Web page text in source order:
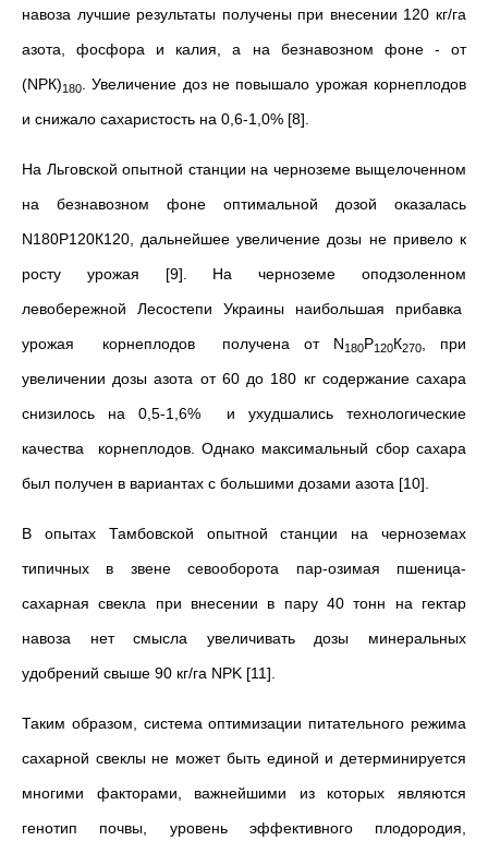
навоза лучшие результаты получены при внесении 120 кг/га
азота, фосфора и калия, а на безнавозном фоне - от
(NРК)180
. Увеличение доз не повышало урожая корнеплодов
и снижало сахаристость на 0,6-1,0% [8].
На Льговской опытной станции на черноземе выщелоченном
на безнавозном фоне оптимальной дозой оказалась
N180Р120К120, даль­нейшее увеличение дозы не привело к
росту урожая [9]. На черноземе оподзоленном
левобережной Лесостепи Укра­ины наибольшая прибавка
урожая корнеплодов получена от N180Р120К270
, при
увеличении дозы азота от 60 до 180 кг содержа­ние сахара
снизилось на 0,5-1,6% и ухудшались технологические
качества корнеплодов. Однако максимальный сбор сахара
был получен в вариантах с большими дозами азота [10].
В опытах Тамбовской опытной станции на черноземах
типичных в звене севооборота пар-озимая пшеница-
сахарная свекла при внесе­нии в пару 40 тонн на гектар
навоза нет смысла увеличивать дозы минеральных
удобрений свыше 90 кг/га NPK [11].
Таким образом, система оптимизации питательного режима
сахарной свеклы не может быть единой и детерминируется
многими факторами, важнейшими из которых являются
генотип почвы, уровень эффективного плодородия,